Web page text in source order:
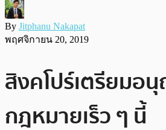
By Jitphanu Nakapat
พฤศจิกายน 20, 2019
สิงคโปร์เตรียมอ
กฎหมายเร็ว ๆ นี้